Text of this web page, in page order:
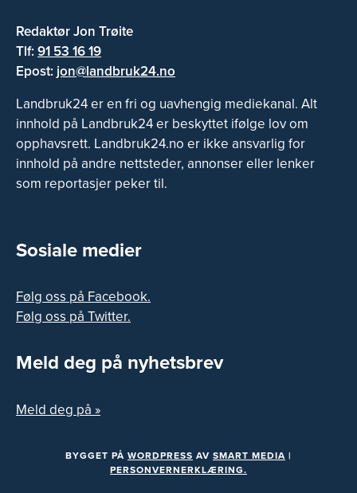
Redaktør Jon Trøite
Tlf:91 53 16 19
Epost: jon@landbruk24.no
Landbruk24 er en fri og uavhengig mediekanal. Alt
innhold på Landbruk24 er beskyttet ifølge lov om
opphavsrett. Landbruk24.no er ikke ansvarlig for
innhold på andre nettsteder, annonser eller lenker
som reportasjer peker til.
Sosiale medier
Følg oss på Facebook.
Følg oss på Twitter.
Meld deg på nyhetsbrev
Meld deg på »
BYGGET PÅ WORDPRESS AV SMART MEDIA |
PERSONVERNERKLÆRING.